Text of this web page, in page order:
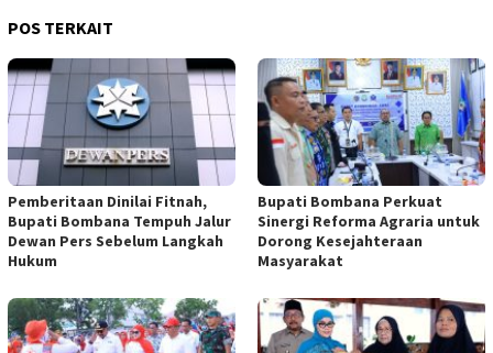
POS TERKAIT
Pemberitaan Dinilai Fitnah,
Bupati Bombana Tempuh Jalur
Dewan Pers Sebelum Langkah
Hukum
Bupati Bombana Perkuat
Sinergi Reforma Agraria untuk
Dorong Kesejahteraan
Masyarakat